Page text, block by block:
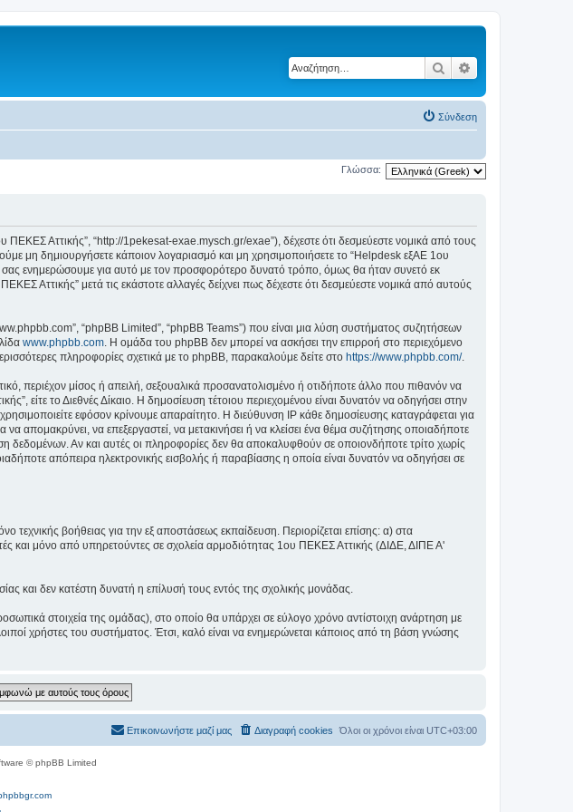
Αναζήτηση
Σύνδεση
Γλώσσα:
Αττικής”, “http://1pekesat-exae.mysch.gr/exae”), δέχεστε ότι δεσμεύεστε νομικά από τους
μη δημιουργήσετε κάποιον λογαριασμό και μη χρησιμοποιήσετε το “Helpdesk εξΑΕ 1ου
σας ενημερώσουμε για αυτό με τον προσφορότερο δυνατό τρόπο, όμως θα ήταν συνετό εκ
Αττικής” μετά τις εκάστοτε αλλαγές δείχνει πως δέχεστε ότι δεσμεύεστε νομικά από αυτούς
“phpBB Limited”, “phpBB Teams”) που είναι μια λύση συστήματος συζητήσεων
www.phpbb.com. Η ομάδα του phpBB δεν μπορεί να ασκήσει την επιρροή στο περιεχόμενο
πληροφορίες σχετικά με το phpBB, παρακαλούμε δείτε στο https://www.phpbb.com/.
περιέχον μίσος ή απειλή, σεξουαλικά προσανατολισμένο ή οτιδήποτε άλλο που πιθανόν να
είτε το Διεθνές Δίκαιο. Η δημοσίευση τέτοιου περιεχομένου είναι δυνατόν να οδηγήσει στην
εφόσον κρίνουμε απαραίτητο. Η διεύθυνση IP κάθε δημοσίευσης καταγράφεται για
απομακρύνει, να επεξεργαστεί, να μετακινήσει ή να κλείσει ένα θέμα συζήτησης οποιαδήποτε
δεδομένων. Αν και αυτές οι πληροφορίες δεν θα αποκαλυφθούν σε οποιονδήποτε τρίτο χωρίς
απόπειρα ηλεκτρονικής εισβολής ή παραβίασης η οποία είναι δυνατόν να οδηγήσει σε
βοήθειας για την εξ αποστάσεως εκπαίδευση. Περιορίζεται επίσης: α) στα
μόνο από υπηρετούντες σε σχολεία αρμοδιότητας 1ου ΠΕΚΕΣ Αττικής (ΔΙΔΕ, ΔΙΠΕ Α'
και δεν κατέστη δυνατή η επίλυσή τους εντός της σχολικής μονάδας.
στοιχεία της ομάδας), στο οποίο θα υπάρχει σε εύλογο χρόνο αντίστοιχη ανάρτηση με
χρήστες του συστήματος. Έτσι, καλό είναι να ενημερώνεται κάποιος από τη βάση γνώσης
Όλοι οι χρόνοι είναι UTC+03:00
Διαγραφή cookies
Επικοινωνήστε μαζί μας
© phpBB Limited